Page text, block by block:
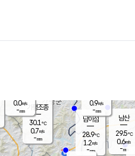
남이섬
28.9℃
1.2m/s
-mm
남산
29.5℃
0.6m/s
-mm
0.9m/s
-mm
가평조종
30.1℃
0.7m/s
-mm
0.0m/s
-mm